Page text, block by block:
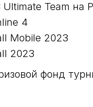
Ultimate Team на
4
Mobile 2023
2023
фонд